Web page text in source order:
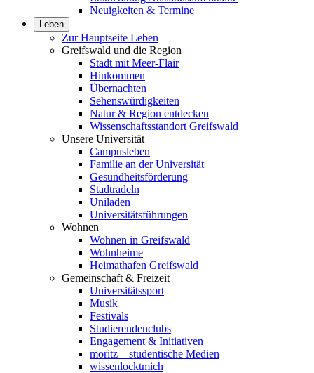
Neuigkeiten & Termine
Leben
Zur Hauptseite Leben
Greifswald und die Region
Stadt mit Meer-Flair
Hinkommen
Übernachten
Sehenswürdigkeiten
Natur & Region entdecken
Wissenschaftsstandort Greifswald
Unsere Universität
Campusleben
Familie an der Universität
Gesundheitsförderung
Stadtradeln
Uniladen
Universitätsführungen
Wohnen
Wohnen in Greifswald
Wohnheime
Heimathafen Greifswald
Gemeinschaft & Freizeit
Universitätssport
Musik
Festivals
Studierendenclubs
Engagement & Initiativen
moritz – studentische Medien
wissenlocktmich